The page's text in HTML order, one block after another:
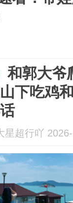
和郭大爷
下吃鸡
星超行吖